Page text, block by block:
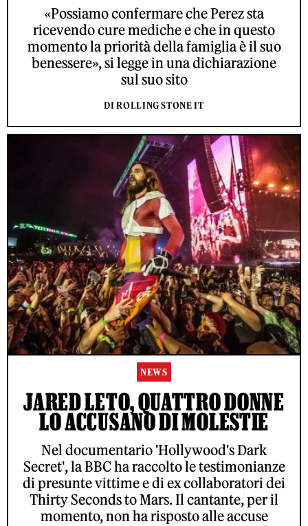
«Possiamo confermare che Perez sta
ricevendo cure mediche e che in questo
momento la priorità della famiglia è il suo
benessere», si legge in una dichiarazione
sul suo sito
DI ROLLING STONE IT
NEWS
JARED LETO, QUATTRO DONNE
LO ACCUSANO DI MOLESTIE
Nel documentario 'Hollywood's Dark
Secret', la BBC ha raccolto le testimonianze
di presunte vittime e di ex collaboratori dei
Thirty Seconds to Mars. Il cantante, per il
momento, non ha risposto alle accuse